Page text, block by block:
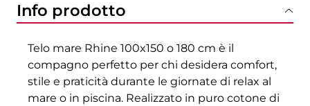
Info prodotto
Telo mare Rhine 100x150 o 180 cm è il
compagno perfetto per chi desidera comfort,
stile e praticità durante le giornate di relax al
mare o in piscina. Realizzato in puro cotone di